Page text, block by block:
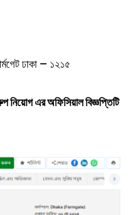
ঢাকা – ১২১৫
নিয়োগএর অফিসিয়াল বিজ্ঞপ্তিটি